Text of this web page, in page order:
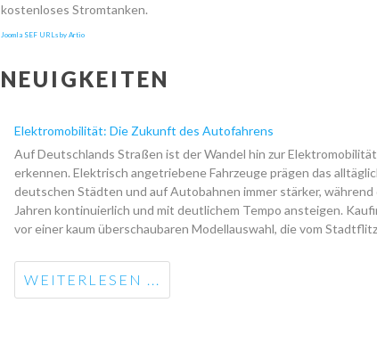
kostenloses Stromtanken.
Joomla SEF URLs by Artio
NEUIGKEITEN
Elektromobilität: Die Zukunft des Autofahrens
Auf Deutschlands Straßen ist der Wandel hin zur
erkennen. Elektrisch angetriebene Fahrzeuge prägen das
deutschen Städten und auf Autobahnen immer stärker, während
Jahren kontinuierlich und mit deutlichem Tempo ansteigen.
vor einer kaum überschaubaren Modellauswahl, die vom
WEITERLESEN ...